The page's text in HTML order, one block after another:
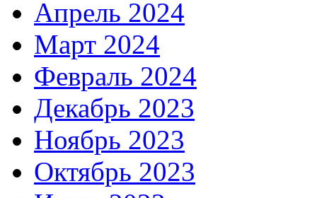
Апрель 2024
Март 2024
Февраль 2024
Декабрь 2023
Ноябрь 2023
Октябрь 2023